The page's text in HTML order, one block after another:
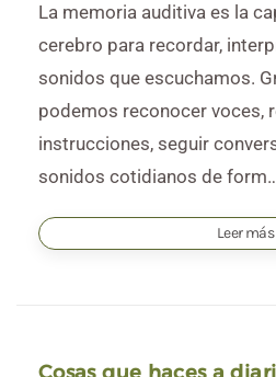
La memoria auditiva es la
cerebro para recordar,
sonidos que escuchamos.
podemos reconocer voces,
instrucciones, seguir
sonidos cotidianos de
Leer más
Cosas que haces a